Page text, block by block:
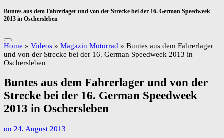
Buntes aus dem Fahrerlager und von der Strecke bei der 16. German Speedweek
2013 in Oschersleben
Home » Videos » Magazin Motorrad » Buntes aus dem Fahrerlager
und von der Strecke bei der 16. German Speedweek 2013 in
Oschersleben
Buntes aus dem Fahrerlager und von der
Strecke bei der 16. German Speedweek
2013 in Oschersleben
on 24. August 2013